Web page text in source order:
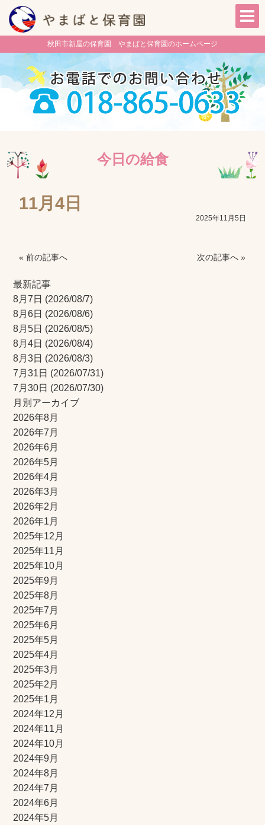
秋田市新屋の保育園 やまばと保育園のホームページ
今日の給食
11月4日
2025年11月5日
« 前の記事へ 次の記事へ »
最新記事
8月7日 (2026/08/7)
8月6日 (2026/08/6)
8月5日 (2026/08/5)
8月4日 (2026/08/4)
8月3日 (2026/08/3)
7月31日 (2026/07/31)
7月30日 (2026/07/30)
月別アーカイブ
2026年8月
2026年7月
2026年6月
2026年5月
2026年4月
2026年3月
2026年2月
2026年1月
2025年12月
2025年11月
2025年10月
2025年9月
2025年8月
2025年7月
2025年6月
2025年5月
2025年4月
2025年3月
2025年2月
2025年1月
2024年12月
2024年11月
2024年10月
2024年9月
2024年8月
2024年7月
2024年6月
2024年5月